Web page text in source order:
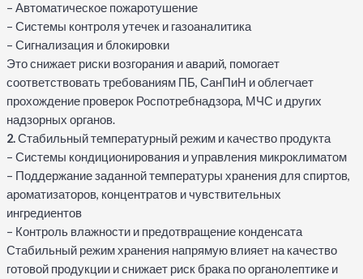
– Автоматическое пожаротушение
– Системы контроля утечек и газоаналитика
– Сигнализация и блокировки
Это снижает риски возгорания и аварий, помогает
соответствовать требованиям ПБ, СанПиН и облегчает
прохождение проверок Роспотребнадзора, МЧС и других
надзорных органов.
2.Стабильный температурный режим и качество продукта
– Системы кондиционирования и управления микроклиматом
– Поддержание заданной температуры хранения для спиртов,
ароматизаторов, концентратов и чувствительных
ингредиентов
– Контроль влажности и предотвращение конденсата
Стабильный режим хранения напрямую влияет на качество
готовой продукции и снижает риск брака по органолептике и